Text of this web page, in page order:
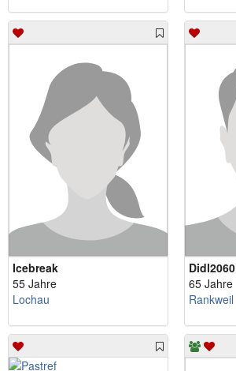
Icebreak
55 Jahre
Lochau
Didl2060
65 Jahre
Rankweil